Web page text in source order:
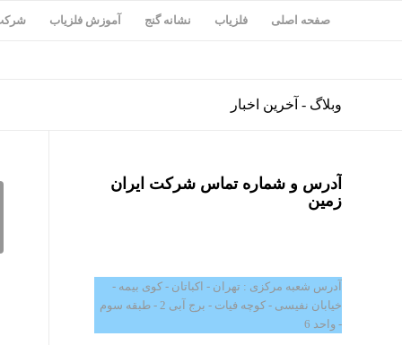
صفحه اصلی فلزیاب نشانه گنج آموزش فلزیاب
وبلاگ - آخرین اخبار
آدرس و شماره تماس شرکت ایران
زمین
آدرس شعبه مرکزی : تهران - اکباتان - کوی بیمه -
خیابان نفیسی - کوچه فیات - برج آبی 2 - طبقه سوم
- واحد 6